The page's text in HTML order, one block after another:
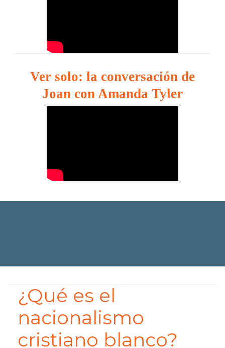
Ver solo: la conversación de
Joan con Amanda Tyler
¿Qué es el
nacionalismo
cristiano blanco?